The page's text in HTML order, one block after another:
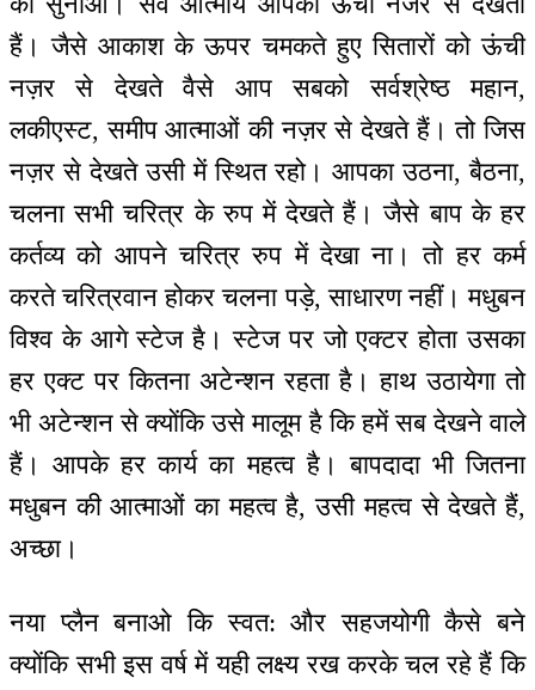
हैं। जैसे आकाश के ऊपर चमकते हुए सितारों को ऊंची
नज़र से देखते वैसे आप सबको सर्वश्रेष्ठ महान,
लकीएस्ट, समीप आत्माओं की नज़र से देखते हैं। तो जिस
नज़र से देखते उसी में स्थित रहो। आपका उठना, बैठना,
चलना सभी चरित्र के रुप में देखते हैं। जैसे बाप के हर
कर्तव्य को आपने चरित्र रुप में देखा ना। तो हर कर्म
करते चरित्रवान होकर चलना पड़े, साधारण नहीं। मधुबन
विश्व के आगे स्टेज है। स्टेज पर जो एक्टर होता उसका
हर एक्ट पर कितना अटेन्शन रहता है। हाथ उठायेगा तो
भी अटेन्शन से क्योंकि उसे मालूम है कि हमें सब देखने वाले
हैं। आपके हर कार्य का महत्व है। बापदादा भी जितना
मधुबन की आत्माओं का महत्व है, उसी महत्व से देखते हैं,
अच्छा।
नया प्लैन बनाओ कि स्वत: और सहजयोगी कैसे बने
क्योंकि सभी इस वर्ष में यही लक्ष्य रख करके चल रहे हैं कि